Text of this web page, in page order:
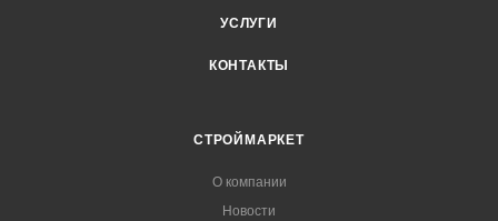
УСЛУГИ
КОНТАКТЫ
СТРОЙМАРКЕТ
О компании
Новости